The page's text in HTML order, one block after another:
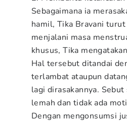
Sebagaimana ia
hamil, Tika Bravani
menjalani masa
khusus, Tika
Hal tersebut ditandai
terlambat ataupun
lagi dirasakannya.
lemah dan tidak ada
Dengan mengonsumsi